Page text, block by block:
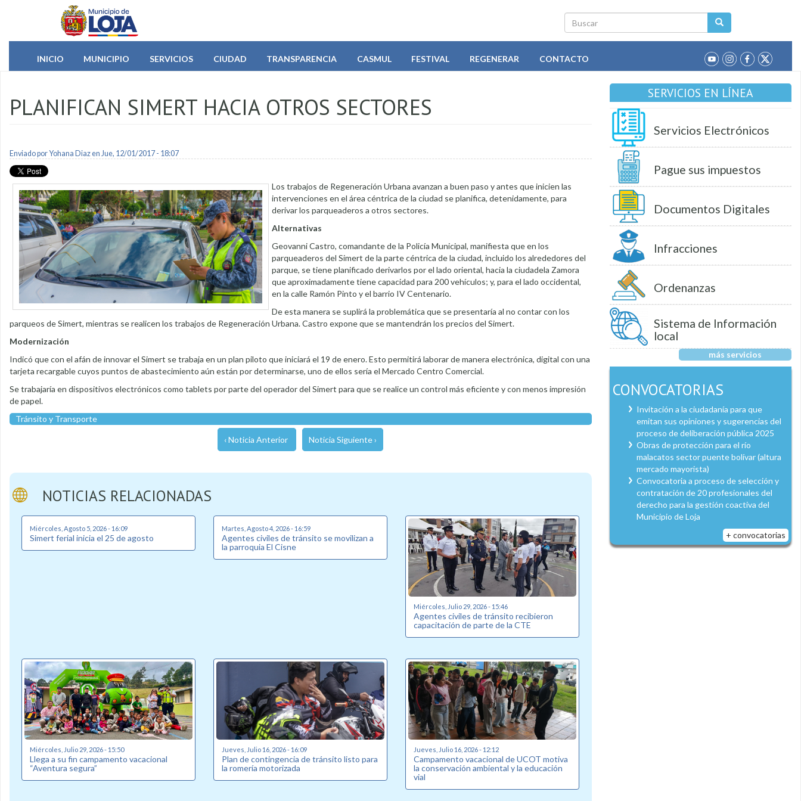
Pasar al contenido principal
Buscar
INICIO
MUNICIPIO SERVICIOS CIUDAD TRANSPARENCIA CASMUL FESTIVAL REGENERAR CONTACTO
PLANIFICAN SIMERT HACIA OTROS SECTORES
Enviado porYohana Diazen Jue, 12/01/2017 - 18:07
Los trabajos de Regeneración Urbana avanzan a buen paso y antes que inicien las
intervenciones en el área céntrica de la ciudad se planifica, detenidamente, para
derivar los parqueaderos a otros sectores.
Alternativas
Geovanni Castro, comandante de la Policía Municipal, manifiesta que en los
parqueaderos del Simert de la parte céntrica de la ciudad, incluido los alrededores del
parque, se tiene planificado derivarlos por el lado oriental, hacia la ciudadela Zamora
que aproximadamente tiene capacidad para 200 vehículos; y, para el lado occidental,
en la calle Ramón Pinto y el barrio IV Centenario.
De esta manera se suplirá la problemática que se presentaría al no contar con los
parqueos de Simert, mientras se realicen los trabajos de Regeneración Urbana. Castro expone que se mantendrán los precios del Simert.
Modernización
Indicó que con el afán de innovar el Simert se trabaja en un plan piloto que iniciará el 19 de enero. Esto permitirá laborar de manera electrónica, digital con una
tarjeta recargable cuyos puntos de abastecimiento aún están por determinarse, uno de ellos sería el Mercado Centro Comercial.
Se trabajaría en dispositivos electrónicos como tablets por parte del operador del Simert para que se realice un control más eficiente y con menos impresión
de papel.
Tránsito y Transporte
‹ Noticia Anterior Noticia Siguiente ›
NOTICIAS RELACIONADAS
Miércoles, Agosto 5, 2026 - 16:09
Simert ferial inicia el 25 de agosto
Martes, Agosto 4, 2026 - 16:59
Agentes civiles de tránsito se movilizan a
la parroquia El Cisne
Miércoles, Julio 29, 2026 - 15:46
Agentes civiles de tránsito recibieron
capacitación de parte de la CTE
Miércoles, Julio 29, 2026 - 15:50
Llega a su fin campamento vacacional
“Aventura segura”
Jueves, Julio 16, 2026 - 16:09
Plan de contingencia de tránsito listo para
la romería motorizada
Jueves, Julio 16, 2026 - 12:12
Campamento vacacional de UCOT motiva
la conservación ambiental y la educación
vial
SERVICIOS EN LÍNEA
Servicios Electrónicos
Pague sus impuestos
Documentos Digitales
Infracciones
Ordenanzas
Sistema de Información
local
más servicios
CONVOCATORIAS
Invitación a la ciudadanía para que
emitan sus opiniones y sugerencias del
proceso de deliberación pública 2025
Obras de protección para el río
malacatos sector puente bolívar (altura
mercado mayorista)
Convocatoria a proceso de selección y
contratación de 20 profesionales del
derecho para la gestión coactiva del
Municipio de Loja
+ convocatorias